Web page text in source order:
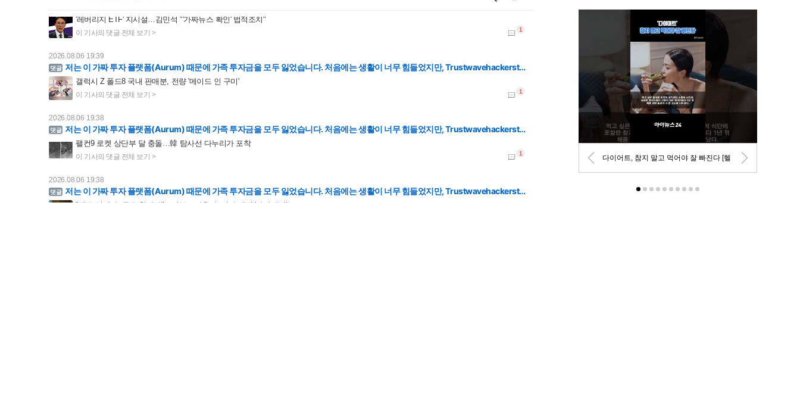
2026.08.06 19:39
저는 이 가짜 투자 플랫폼(Aurum) 때문에 가족 투자금을 모두 잃었습니다. 처음에는 생활이 너무 힘들었지만, Trustwavehackerstech@gmail.com의 복구팀을 찾아 연락한 후 모든 투자금을 되찾을 수 있었습니다.
갤럭시 Z 폴드8 국내 판매분, 전량 '메이드 인 구미'
2026.08.06 19:38
저는 이 가짜 투자 플랫폼(Aurum) 때문에 가족 투자금을 모두 잃었습니다. 처음에는 생활이 너무 힘들었지만, Trustwavehackerstech@gmail.com의 복구팀을 찾아 연락한 후 모든 투자금을 되찾을 수 있었습니다.
팰컨9 로켓 상단부 달 충돌…韓 탐사선 다누리가 포착
2026.08.06 19:38
저는 이 가짜 투자 플랫폼(Aurum) 때문에 가족 투자금을 모두 잃었습니다. 처음에는 생활이 너무 힘들었지만, Trustwavehackerstech@gmail.com의 복구팀을 찾아 연락한 후 모든 투자금을 되찾을 수 있었습니다.
"세금 억제냐, 공급 확대냐"…정부vs서울시, 집값 해법 '정면대립'
다이어트, 참지 말고 먹어야 잘 빠진다 [헬